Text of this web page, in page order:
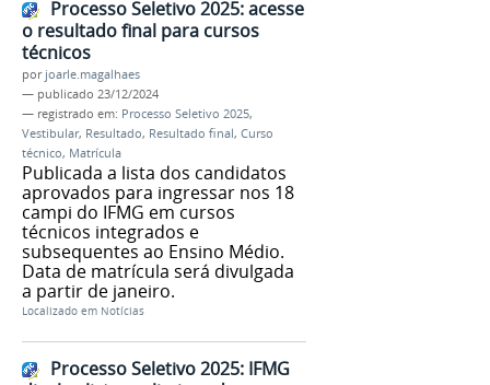
Processo Seletivo 2025: acesse
o resultado final para cursos
técnicos
por joarle.magalhaes
— publicado 23/12/2024
— registrado em: Processo Seletivo 2025,
Vestibular, Resultado, Resultado final, Curso
técnico, Matrícula
Publicada a lista dos candidatos
aprovados para ingressar nos 18
campi do IFMG em cursos
técnicos integrados e
subsequentes ao Ensino Médio.
Data de matrícula será divulgada
a partir de janeiro.
Localizado em Notícias
Processo Seletivo 2025: IFMG